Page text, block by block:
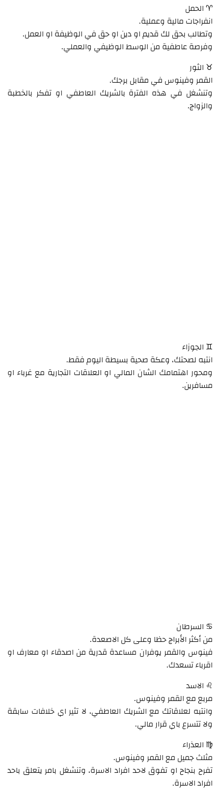
♈ الحمل
انفراجات مالية وعملية.
وتطالب بحق لك قديم او دين او حق في الوظيفة او العمل.
وفرصة عاطفية من الوسط الوظيفي والعملي.
♉ الثور
القمر وفينوس في مقابل برجك.
وتنشغل في هذه الفترة بالشريك العاطفي او تفكر بالخطبة
والزواج.
♊ الجوزاء
انتبه لصحتك، وعكة صحية بسيطة اليوم فقط.
ومحور اهتمامك الشان المالي او العلاقات التجارية مع غرباء او
مسافرين.
♋ السرطان
من أكثر الأبراج حظا وعلى كل الاصعدة.
فينوس والقمر يوفران مساعدة قدرية من اصدقاء او معارف او
اقرباء تسعدك.
♌ الاسد
مربع مع القمر وفينوس.
وانتبه لعلاقاتك مع الشريك العاطفي، لا تثير اي خلافات سابقة
ولا تتسرع باي قرار مالي.
♍ العذراء
مثلث جميل مع القمر وفينوس.
تفرح بنجاح او تفوق لاحد افراد الاسرة، وتنشغل بامر يتعلق باحد
افراد الاسرة.